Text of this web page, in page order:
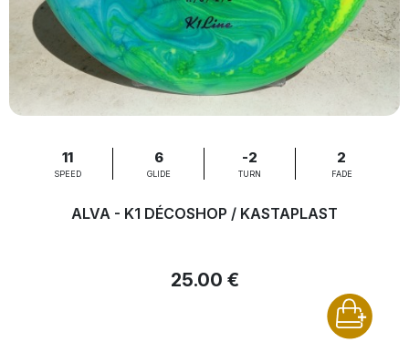
11
SPEED
6
GLIDE
-2
TURN
2
FADE
ALVA - K1 DÉCOSHOP / KASTAPLAST
25.00 €